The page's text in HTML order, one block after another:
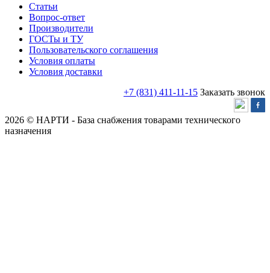
Статьи
Вопрос-ответ
Производители
ГОСТы и ТУ
Пользовательского соглашения
Условия оплаты
Условия доставки
+7 (831) 411-11-15 Заказать звонок
2026 © НАРТИ - База снабжения товарами технического
назначения